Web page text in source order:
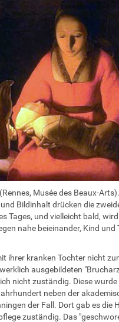
Musée des Beaux-
Bildinhalt drücken die
und vielleicht bald,
nahe beieinander, Kind
ihrer kranken Tochter nicht
ausgebildeten
nicht zuständig. Diese wurde
neben der
der Fall. Dort gab es die
zuständig. Das